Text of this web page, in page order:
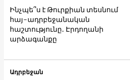
Ինչպե՞ս է Թուրքիան տեսնում
հայ-ադրբեջանական
հաշտությունը․ Էրդողանի
արձագանքը
Ադրբեջան